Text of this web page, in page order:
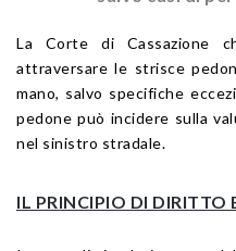
La Corte di Cassazione
attraversare le strisce
mano, salvo specifiche
pedone può incidere sulla
nel sinistro stradale.
IL PRINCIPIO DI DIRITTO